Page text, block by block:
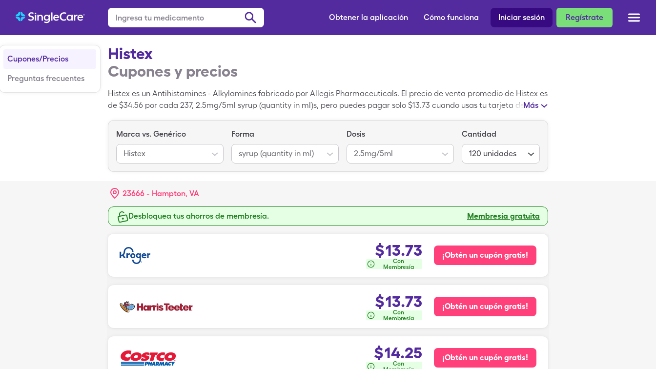
Regístrate
Iniciar sesión
Cómo funciona
Obtener la aplicación
Cupones/Precios
Preguntas frecuentes
Histex
Cupones y precios
Histex es un Antihistamines - Alkylamines fabricado por Allegis Pharmaceuticals. El precio de venta promedio de Histex es
de $34.56 por cada 237, 2.5mg/5ml syrup (quantity in ml)s, pero puedes pagar solo $13.73 cuando usas tu tarjeta de
que es igual a Triprolidine HCl un medicamento genérico.
Más
Marca vs. Genérico
Histex
Forma
syrup (quantity in ml)
Dosis
2.5mg/5ml
Cantidad
120 unidades
23666 - Hampton, VA
Desbloquea tus ahorros de membresía. Membresía gratuita
$13.73
Con
Membresía
¡Obtén un cupón gratis!
$13.73
Con
Membresía
¡Obtén un cupón gratis!
$14.25
Con
¡Obtén un cupón gratis!